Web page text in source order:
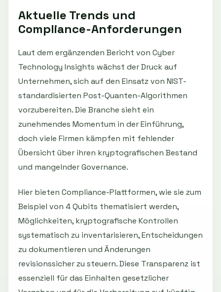
Aktuelle Trends und
Compliance-Anforderungen
Laut dem ergänzenden Bericht von Cyber
Technology Insights wächst der Druck auf
Unternehmen, sich auf den Einsatz von NIST-
standardisierten Post-Quanten-Algorithmen
vorzubereiten. Die Branche sieht ein
zunehmendes Momentum in der Einführung,
doch viele Firmen kämpfen mit fehlender
Übersicht über ihren kryptografischen Bestand
und mangelnder Governance.
Hier bieten Compliance-Plattformen, wie sie zum
Beispiel von 4 Qubits thematisiert werden,
Möglichkeiten, kryptografische Kontrollen
systematisch zu inventarisieren, Entscheidungen
zu dokumentieren und Änderungen
revisionssicher zu steuern. Diese Transparenz ist
essenziell für das Einhalten gesetzlicher